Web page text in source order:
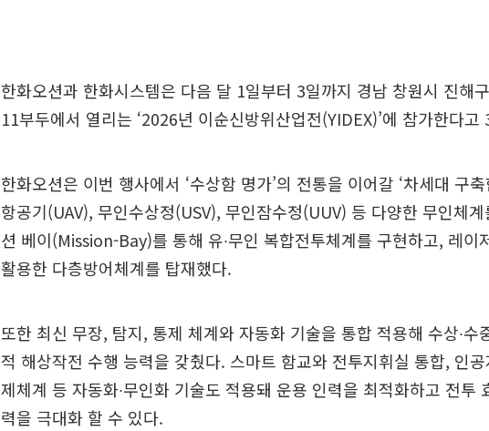
한화오션과 한화시스템은 다음 달 1일부터 3일까지 경남 창원시 진해
11부두에서 열리는 ‘2026년 이순신방위산업전(YIDEX)’에 참가한다고
한화오션은 이번 행사에서 ‘수상함 명가’의 전통을 이어갈 ‘차세대 구
항공기(UAV), 무인수상정(USV), 무인잠수정(UUV) 등 다양한 무인체
션 베이(Mission-Bay)를 통해 유∙무인 복합전투체계를 구현하고, 레이
활용한 다층방어체계를 탑재했다.
또한 최신 무장, 탐지, 통제 체계와 자동화 기술을 통합 적용해 수상∙수
적 해상작전 수행 능력을 갖췄다. 스마트 함교와 전투지휘실 통합, 인
제체계 등 자동화∙무인화 기술도 적용돼 운용 인력을 최적화하고 전투
력을 극대화 할 수 있다.